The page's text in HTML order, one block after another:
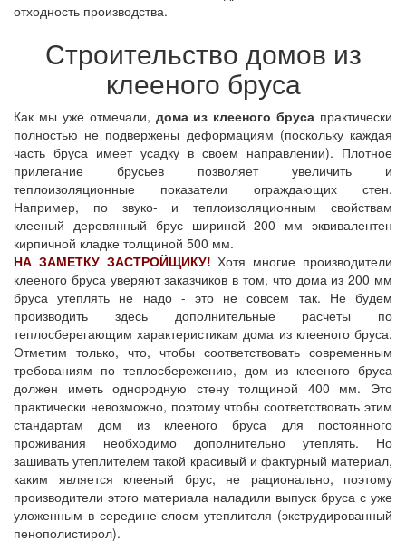
отходность производства.
Строительство домов из
клееного бруса
Как мы уже отмечали, дома из клееного бруса практически
полностью не подвержены деформациям (поскольку каждая
часть бруса имеет усадку в своем направлении). Плотное
прилегание брусьев позволяет увеличить и
теплоизоляционные показатели ограждающих стен.
Например, по звуко- и теплоизоляционным свойствам
клееный деревянный брус шириной 200 мм эквивалентен
кирпичной кладке толщиной 500 мм.
НА ЗАМЕТКУ ЗАСТРОЙЩИКУ! Хотя многие производители
клееного бруса уверяют заказчиков в том, что дома из 200 мм
бруса утеплять не надо - это не совсем так. Не будем
производить здесь дополнительные расчеты по
теплосберегающим характеристикам дома из клееного бруса.
Отметим только, что, чтобы соответствовать современным
требованиям по теплосбережению, дом из клееного бруса
должен иметь однородную стену толщиной 400 мм. Это
практически невозможно, поэтому чтобы соответствовать этим
стандартам дом из клееного бруса для постоянного
проживания необходимо дополнительно утеплять. Но
зашивать утеплителем такой красивый и фактурный материал,
каким является клееный брус, не рационально, поэтому
производители этого материала наладили выпуск бруса с уже
уложенным в середине слоем утеплителя (экструдированный
пенополистирол).